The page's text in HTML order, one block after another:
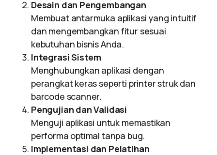
Desain dan Pengembangan
Membuat antarmuka aplikasi yang intuitif
dan mengembangkan fitur sesuai
kebutuhan bisnis Anda.
Integrasi Sistem
Menghubungkan aplikasi dengan
perangkat keras seperti printer struk dan
barcode scanner.
Pengujian dan Validasi
Menguji aplikasi untuk memastikan
performa optimal tanpa bug.
Implementasi dan Pelatihan